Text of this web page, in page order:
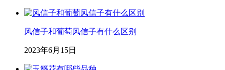
风信子和葡萄风信子有什么区别
2023年6月15日